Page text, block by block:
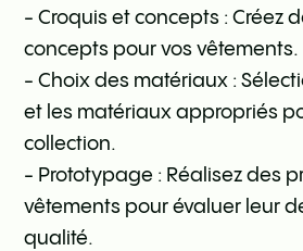
- Croquis et concepts : Créez
concepts pour vos vêtements.
- Choix des matériaux :
et les matériaux appropriés
collection.
- Prototypage : Réalisez des
vêtements pour évaluer leur
qualité.